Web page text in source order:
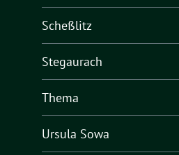
Scheßlitz
Stegaurach
Thema
Ursula Sowa